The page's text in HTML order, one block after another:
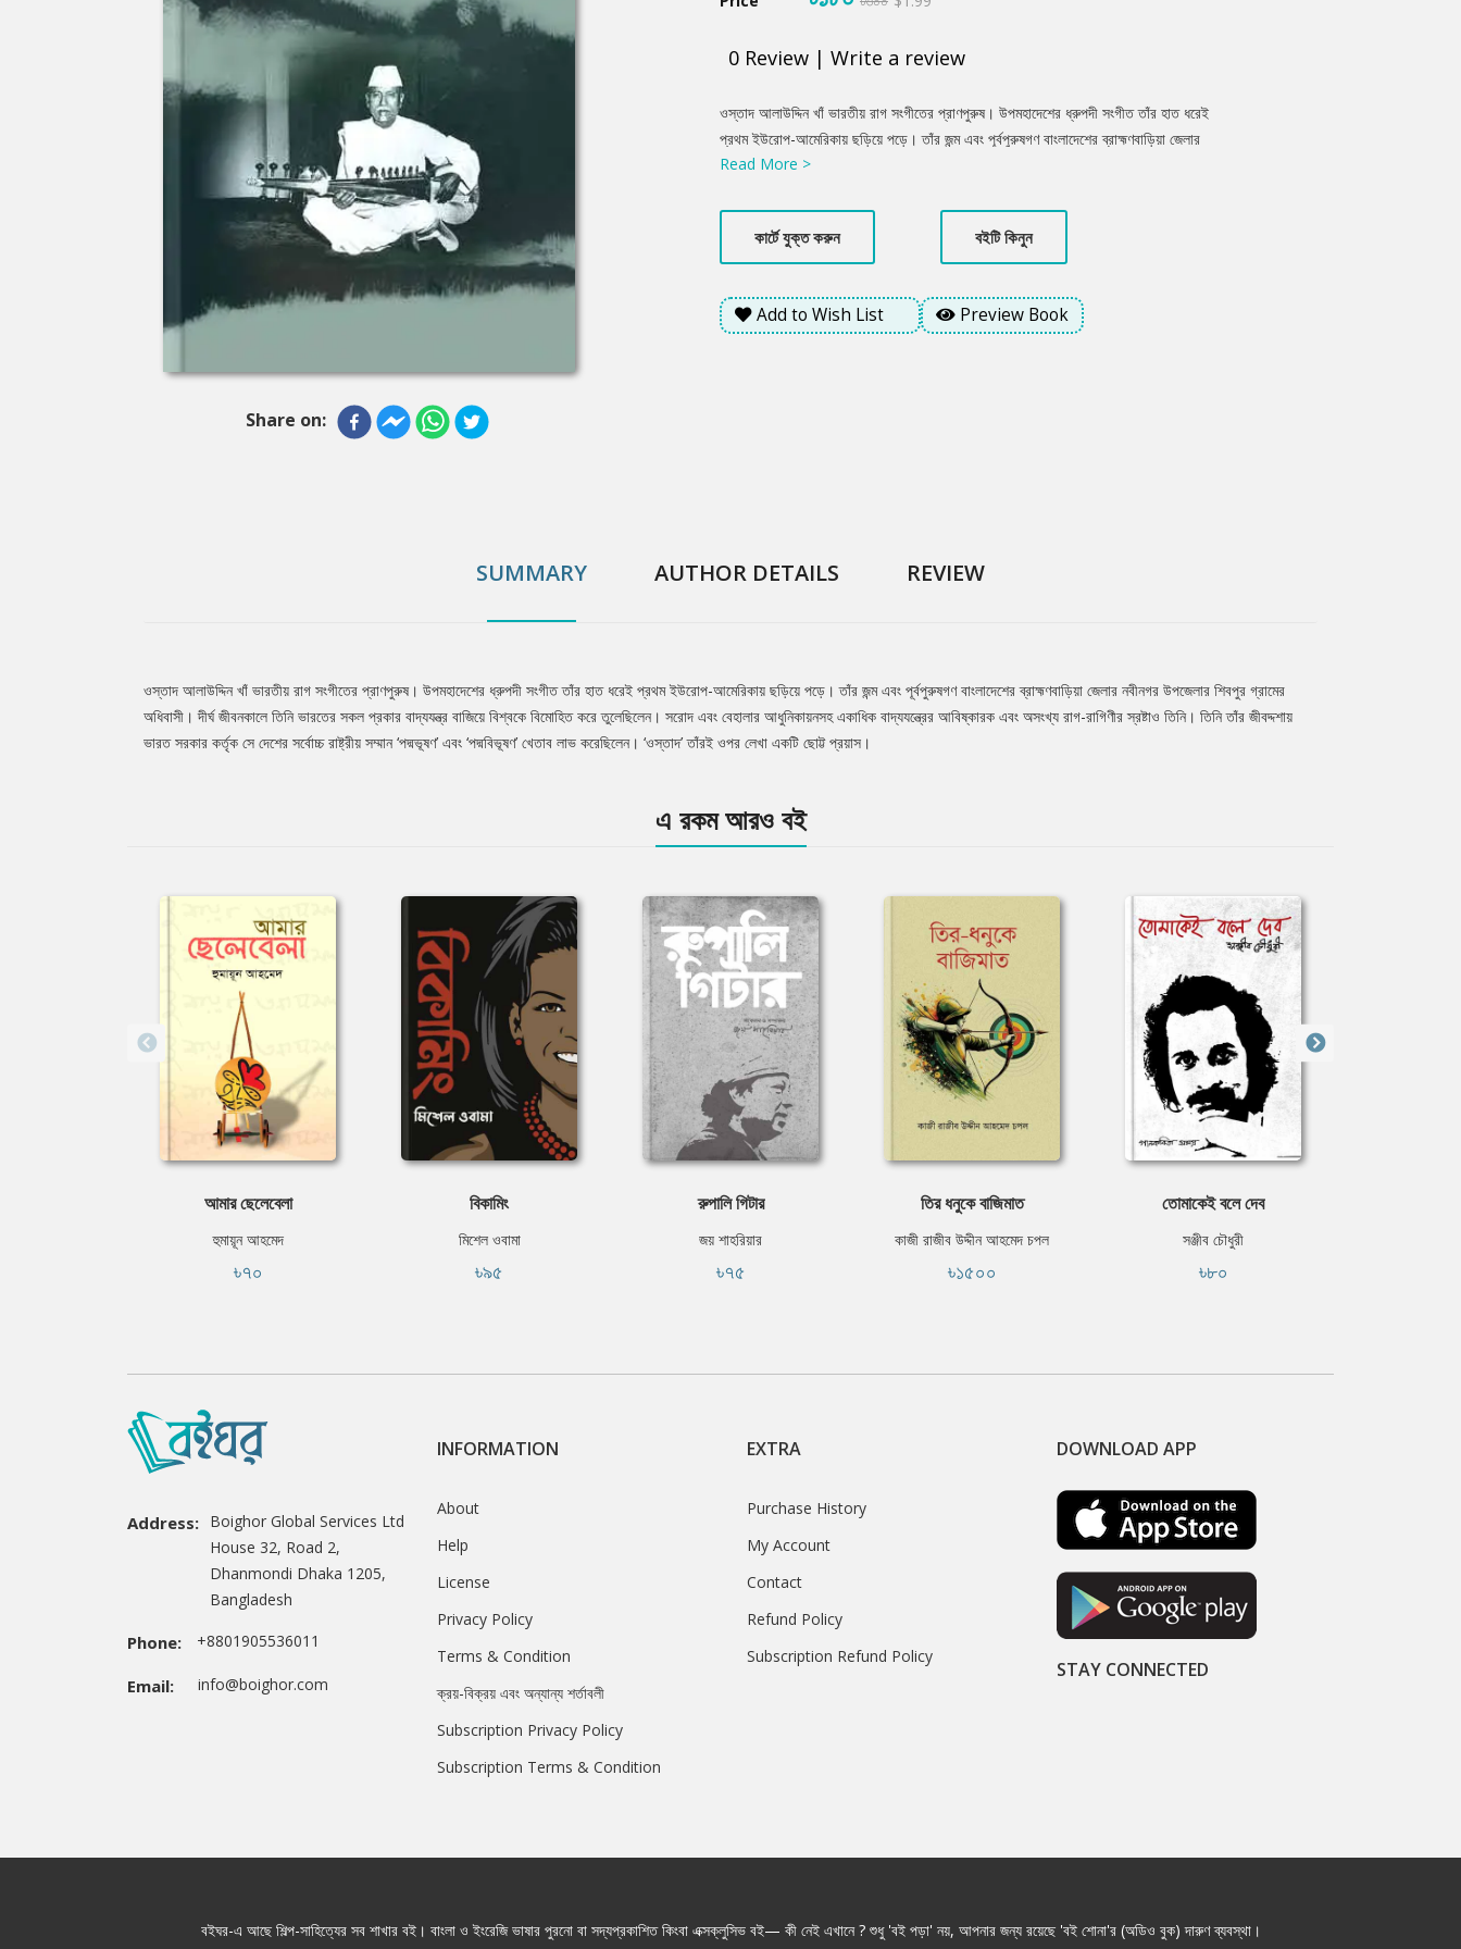
Share on:
0 Review | Write a review
Product
Summery
ওস্তাদ আলাউদ্দিন খাঁ ভারতীয় রাগ সংগীতের প্রাণপুরুষ। উপমহাদেশের ধ্রুপদী সংগীত তাঁর হাত ধরেই
প্রথম ইউরোপ-আমেরিকায় ছড়িয়ে পড়ে। তাঁর জন্ম এবং পূর্বপুরুষগণ বাংলাদেশের ব্রাহ্মণবাড়িয়া জেলার
নবীনগর উপজেলার শিবপুর গ্রামের অধিবাসী। দীর্ঘ জীবনকালে তিনি ভারতের সকল প্রকার বাদ্যযন্ত্র বাজিয়ে
এবং অসংখ্য রাগ-রাগিণীর স্রষ্টাও তিনি। তিনি তাঁর জীবদ্দশায় ভারত সরকার কর্তৃক সে দেশের সর্বোচ্চ
রাষ্ট্রীয় সম্মান ‘পদ্মভূষণ’ এবং ‘পদ্মবিভূষণ’ খেতাব লাভ করেছিলেন। ‘ওস্তাদ’ তাঁরই ওপর লেখা একটি ছোট্ট
প্রয়াস।
Read More >
কার্টে যুক্ত করুন বইটি কিনুন
Add to Wish List Preview Book
SUMMARY AUTHOR DETAILS REVIEW
Tab
ওস্তাদ আলাউদ্দিন খাঁ ভারতীয় রাগ সংগীতের প্রাণপুরুষ। উপমহাদেশের ধ্রুপদী সংগীত তাঁর হাত ধরেই প্রথম ইউরোপ-আমেরিকায় ছড়িয়ে পড়ে। তাঁর জন্ম এবং পূর্বপুরুষগণ বাংলাদেশের ব্রাহ্মণবাড়িয়া জেলার নবীনগর উপজেলার শিবপুর গ্রামের
অধিবাসী। দীর্ঘ জীবনকালে তিনি ভারতের সকল প্রকার বাদ্যযন্ত্র বাজিয়ে বিশ্বকে বিমোহিত করে তুলেছিলেন। সরোদ এবং বেহালার আধুনিকায়নসহ একাধিক বাদ্যযন্ত্রের আবিষ্কারক এবং অসংখ্য রাগ-রাগিণীর স্রষ্টাও তিনি। তিনি তাঁর জীবদ্দশায়
ভারত সরকার কর্তৃক সে দেশের সর্বোচ্চ রাষ্ট্রীয় সম্মান ‘পদ্মভূষণ’ এবং ‘পদ্মবিভূষণ’ খেতাব লাভ করেছিলেন। ‘ওস্তাদ’ তাঁরই ওপর লেখা একটি ছোট্ট প্রয়াস।
এ রকম আরও বই
আমার ছেলেবেলা
হুমায়ূন আহমেদ
৳৭০
বিকামিং
মিশেল ওবামা
৳৯৫
রুপালি গিটার
জয় শাহরিয়ার
৳৭৫
তির ধনুকে বাজিমাত
কাজী রাজীব উদ্দীন আহমেদ চপল
৳১৫০০
তোমাকেই বলে দেব
সঞ্জীব চৌধুরী
৳৮০
Address: Boighor Global Services Ltd
House 32, Road 2,
Dhanmondi Dhaka 1205,
Bangladesh
Phone: +8801905536011
Email: info@boighor.com
INFORMATION
About
Help
License
Privacy Policy
Terms & Condition
ক্রয়-বিক্রয় এবং অন্যান্য শর্তাবলী
Subscription Privacy Policy
Subscription Terms & Condition
EXTRA
Purchase History
My Account
Contact
Refund Policy
Subscription Refund Policy
DOWNLOAD APP
STAY CONNECTED
বইঘর-এ আছে শিল্প-সাহিত্যের সব শাখার বই। বাংলা ও ইংরেজি ভাষার পুরনো বা সদ্যপ্রকাশিত কিংবা এক্সক্লুসিভ বই— কী নেই এখানে ? শুধু 'বই পড়া' নয়, আপনার জন্য রয়েছে 'বই শোনা'র (অডিও বুক) দারুণ ব্যবস্থা।